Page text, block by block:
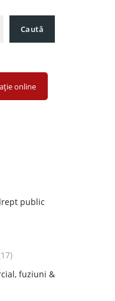
Caută
online
public
fuziuni &